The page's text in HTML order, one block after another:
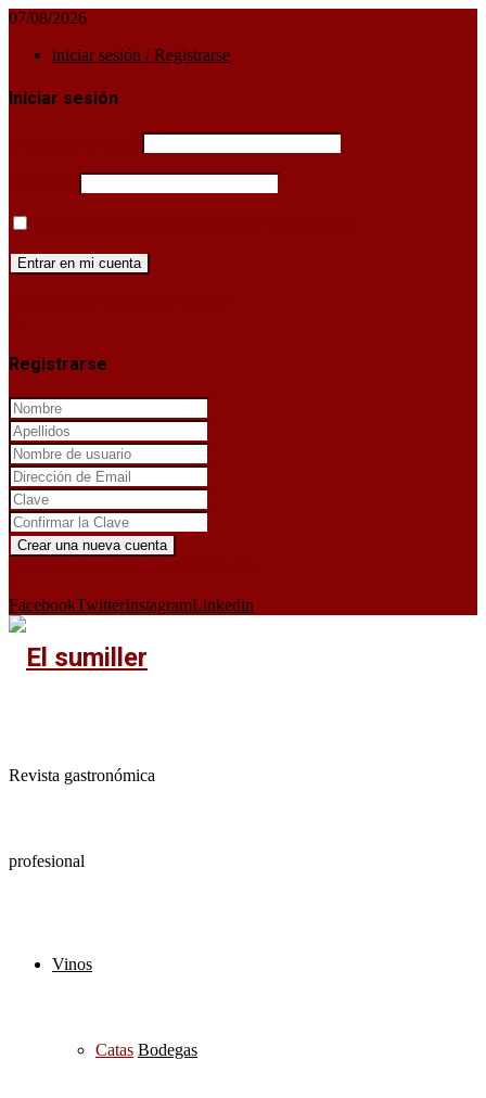
07/08/2026
iniciar sesión / Registrarse
Iniciar sesión
Registrarse
FacebookTwitterInstagramLinkedin
Revista gastronómica
profesional
Vinos
Catas Bodegas